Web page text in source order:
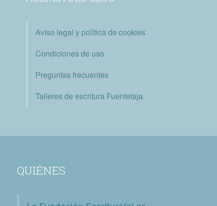
Aviso legal y política de cookies
Condiciones de uso
Preguntas frecuentes
Talleres de escritura Fuentetaja
QUIÉNES